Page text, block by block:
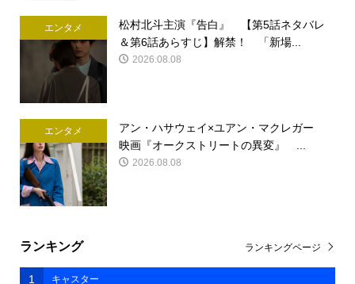
エンタメ
松村北斗主演『告白』 【第5話ネタバレ
＆第6話あらすじ】解禁！ 「新場...
2026.08.08
エンタメ
アン・ハサウェイ×ユアン・マクレガー
映画『オークストリートの異変』 ...
2026.08.08
ランキング
1 キャスター
ランキングページ